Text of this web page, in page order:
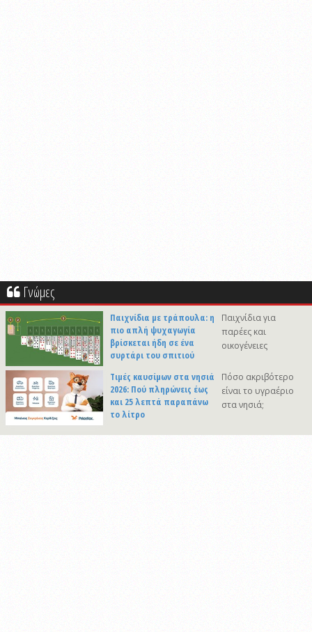
Γνώμες
Παιχνίδια με τράπουλα: η
πιο απλή ψυχαγωγία
βρίσκεται ήδη σε ένα
συρτάρι του σπιτιού
Παιχνίδια για
παρέες και
οικογένειες
Τιμές καυσίμων στα νησιά
2026: Πού πληρώνεις έως
και 25 λεπτά παραπάνω
το λίτρο
Πόσο ακριβότερο
είναι το υγραέριο
στα νησιά;